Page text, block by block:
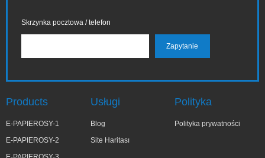
Skrzynka pocztowa / telefon
Products
E-PAPIEROSY-1
E-PAPIEROSY-2
Usługi
Blog
Site Haritası
Polityka
Polityka prywatności